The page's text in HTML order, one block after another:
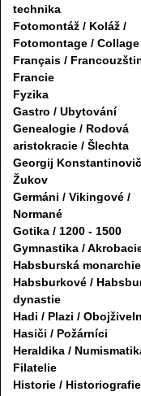
technika
Fotomontáž / Koláž /
Fotomontage / Collage
Français /
Francie
Fyzika
Gastro / Ubytování
Genealogie / Rodová
aristokracie / Šlechta
Georgij Konstantinovič
Žukov
Germáni / Vikingové /
Normané
Gotika / 1200 - 1500
Gymnastika /
Habsburská
Habsburkové /
dynastie
Hadi / Plazi /
Hasiči / Požárníci
Heraldika /
Filatelie
Historie / Historiografie